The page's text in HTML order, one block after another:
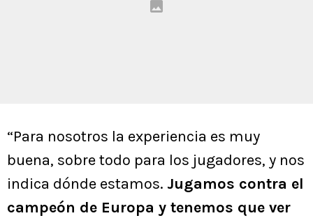
“Para nosotros la experiencia es muy
buena, sobre todo para los jugadores, y nos
indica dónde estamos. Jugamos contra el
campeón de Europa y tenemos que ver